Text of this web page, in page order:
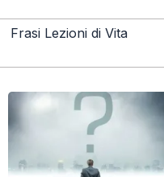
Frasi Lezioni di Vita